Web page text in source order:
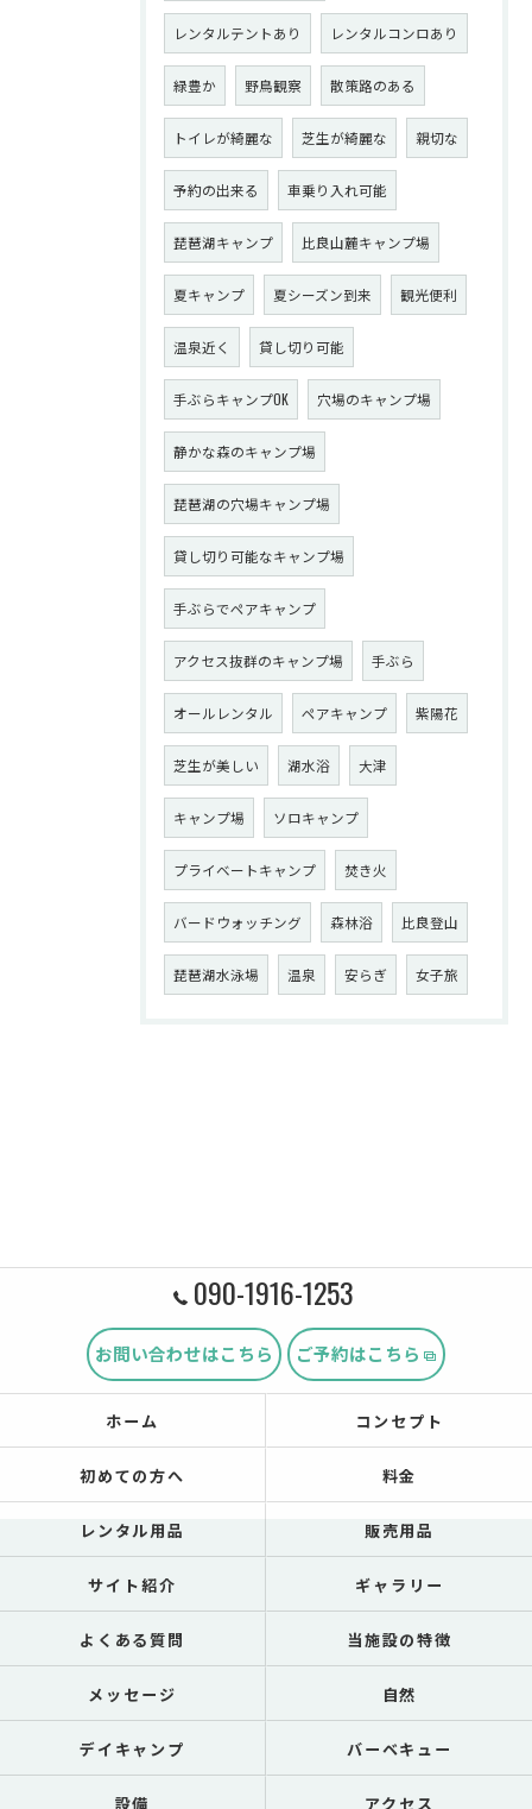
レンタルテントあり レンタルコンロあり
緑豊か 野鳥観察 散策路のある
トイレが綺麗な 芝生が綺麗な 親切な
予約の出来る 車乗り入れ可能
琵琶湖キャンプ 比良山麓キャンプ場
夏キャンプ 夏シーズン到来 観光便利
温泉近く 貸し切り可能
手ぶらキャンプOK 穴場のキャンプ場
静かな森のキャンプ場
琵琶湖の穴場キャンプ場
貸し切り可能なキャンプ場
手ぶらでペアキャンプ
アクセス抜群のキャンプ場 手ぶら
オールレンタル ペアキャンプ 紫陽花
芝生が美しい 湖水浴 大津
キャンプ場 ソロキャンプ
プライベートキャンプ 焚き火
バードウォッチング 森林浴 比良登山
琵琶湖水泳場 温泉 安らぎ 女子旅
090-1916-1253
お問い合わせはこちら ご予約はこちら
ホーム コンセプト
初めての方へ 料金
レンタル用品 販売用品
サイト紹介 ギャラリー
よくある質問 当施設の特徴
メッセージ 自然
デイキャンプ バーベキュー
設備 アクセス